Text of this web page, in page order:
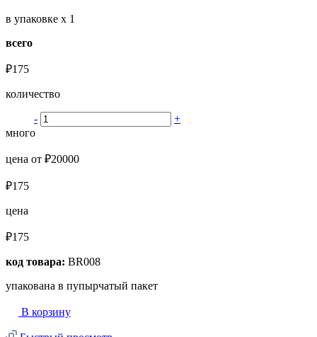
в упаковке x 1
всего
₽175
количество
-
+
много
цена от ₽20000
₽175
цена
₽175
код товара: BR008
упакована в пупырчатый пакет
В корзину